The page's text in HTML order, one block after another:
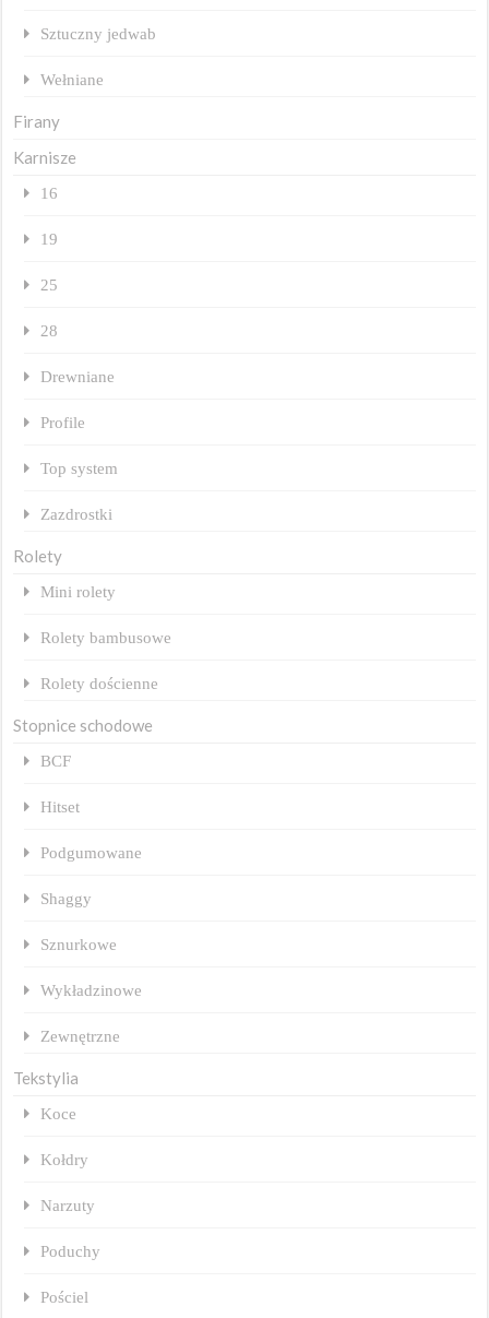
Sztuczny jedwab
Wełniane
Firany
Karnisze
16
19
25
28
Drewniane
Profile
Top system
Zazdrostki
Rolety
Mini rolety
Rolety bambusowe
Rolety dościenne
Stopnice schodowe
BCF
Hitset
Podgumowane
Shaggy
Sznurkowe
Wykładzinowe
Zewnętrzne
Tekstylia
Koce
Kołdry
Narzuty
Poduchy
Pościel